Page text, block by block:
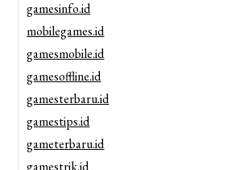
gamesinfo.id
mobilegames.id
gamesmobile.id
gamesoffline.id
gamesterbaru.id
gamestips.id
gameterbaru.id
gamestrik.id